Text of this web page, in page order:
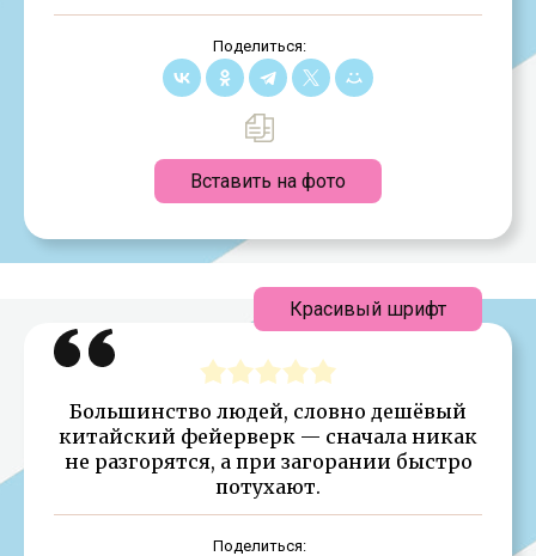
Поделиться:
Вставить на фото
Большинство людей, словно дешёвый
китайский фейерверк — сначала никак
не разгорятся, а при загорании быстро
потухают.
Поделиться:
Красивый шрифт